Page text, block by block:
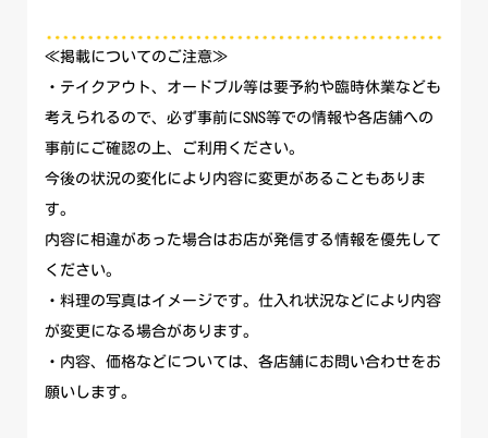
≪掲載についてのご注意≫
・テイクアウト、オードブル等は要予約や臨時休業なども
考えられるので、必ず事前にSNS等での情報や各店舗への
事前にご確認の上、ご利用ください。
今後の状況の変化により内容に変更があることもありま
す。
内容に相違があった場合はお店が発信する情報を優先して
ください。
・料理の写真はイメージです。仕入れ状況などにより内容
が変更になる場合があります。
・内容、価格などについては、各店舗にお問い合わせをお
願いします。